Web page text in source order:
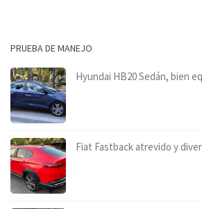
PRUEBA DE MANEJO
Hyundai HB20 Sedán, bien
Fiat Fastback atrevido y